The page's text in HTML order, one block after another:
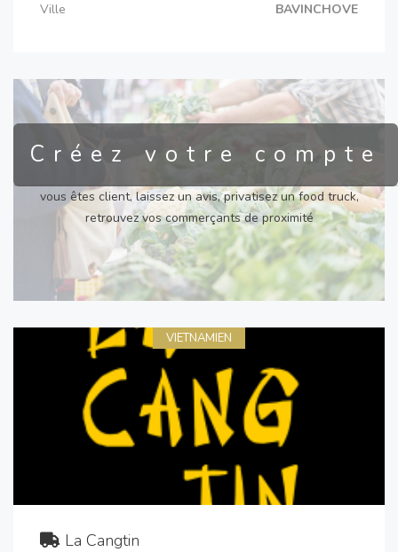
Ville
BAVINCHOVE
Créez votre compte
vous êtes client, laissez un avis, privatisez un food truck,
retrouvez vos commerçants de proximité
VIETNAMIEN
La Cangtin